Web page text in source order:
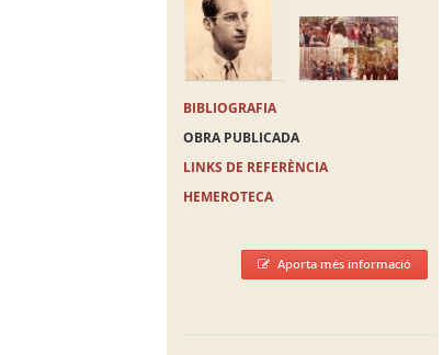
BIBLIOGRAFIA
OBRA PUBLICADA
LINKS DE REFERÈNCIA
HEMEROTECA
Aporta més informació